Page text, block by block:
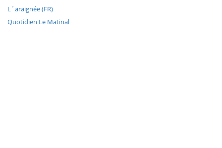
L´araignée (FR)
Quotidien Le Matinal